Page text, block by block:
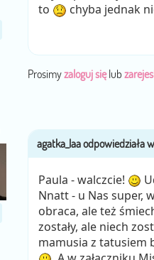
to
chyba jednak
Prosimyzaloguj sięlub
Paula - walczcie!
Nnatt - u Nas super,
obraca, ale też
zostały, ale niech
mamusia z tatusiem